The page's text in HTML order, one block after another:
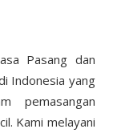
Pasang dan
Indonesia yang
pemasangan
Kami melayani